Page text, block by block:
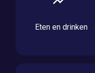
Eten en drinken